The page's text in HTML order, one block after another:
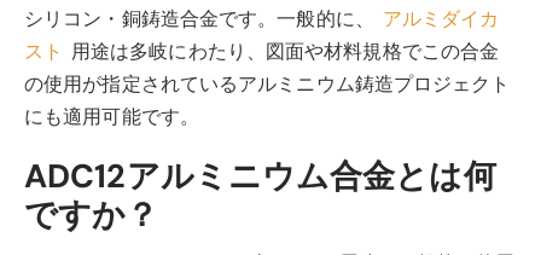
シリコン・銅鋳造合金です。一般的に、 アルミダイカ
スト 用途は多岐にわたり、図面や材料規格でこの合金
の使用が指定されているアルミニウム鋳造プロジェクト
にも適用可能です。
ADC12アルミニウム合金とは何
ですか？